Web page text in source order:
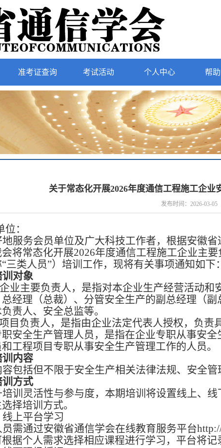
准考证查询 考试活动 个人中心 帮
关于常态化开展2026年度通信工程施工企业
发布时间：2026-03-05
：
地服务会员单位及广大科技工作者，根据安徽
将常态化开展2026年度通信工程施工企业主
“三类人员”）培训工作，现将有关事项通知如下：
训对象
业主要负责人，是指对本企业生产经营活动
经理（总裁）、分管安全生产的副总经理（
责人、安全总监等。
目负责人，是指由企业法定代表人授权，负责
职安全生产管理人员，是指在企业专职从事安
工程项目专职从事安全生产管理工作的人员。
训内容
包括但不限于安全生产相关法律法规、安全
训方式
培训灵活性与参与度，本期培训将设置线上、
择培训方式。
线上平台学习
需通过安徽省通信学会在线教育服务平台
据个人需求选择相应课程进行学习，平台将记